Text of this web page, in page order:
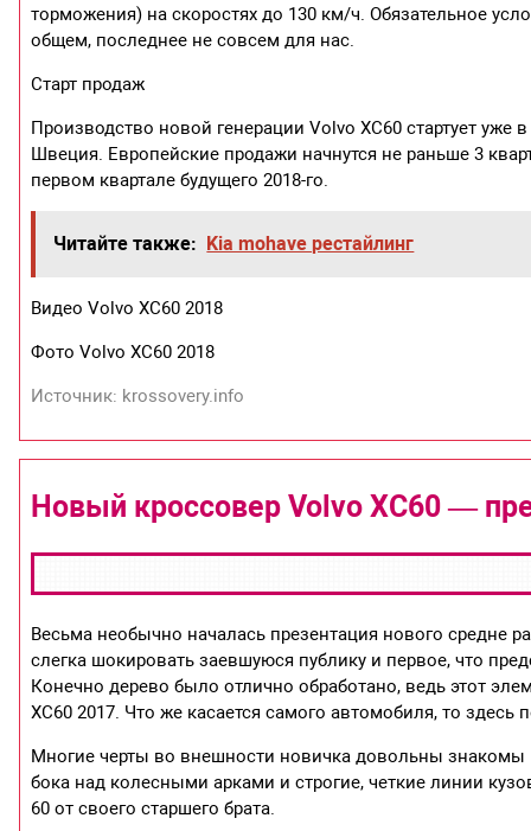
торможения) на скоростях до 130 км/ч. Обязательное
общем, последнее не совсем для нас.
Старт продаж
Производство новой генерации Volvo XC60 стартует уже
Швеция. Европейские продажи начнутся не раньше 3
первом квартале будущего 2018-го.
Читайте также: Kia mohave рестайлинг
Видео Volvo XC60 2018
Фото Volvo XC60 2018
Источник: krossovery.info
Новый кроссовер Volvo XC60 —
Весьма необычно началась презентация нового средне
слегка шокировать заевшуюся публику и первое, что
Конечно дерево было отлично обработано, ведь этот
ХС60 2017. Что же касается самого автомобиля, то
Многие черты во внешности новичка довольны знакомы
бока над колесными арками и строгие, четкие линии
60 от своего старшего брата.